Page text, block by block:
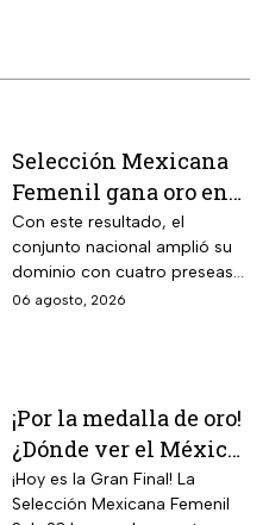
Selección Mexicana
Femenil gana oro en
Juegos
Centroamericanos; el
camino de México a la
gloria
Con este resultado, el
conjunto nacional amplió su
dominio con cuatro preseas
doradas de forma
06 agosto, 2026
¡Por la medalla de oro!
¿Dónde ver el México
vs Colombia Femenil?
Así puedes seguir la
¡Hoy es la Gran Final! La
Selección Mexicana Femenil